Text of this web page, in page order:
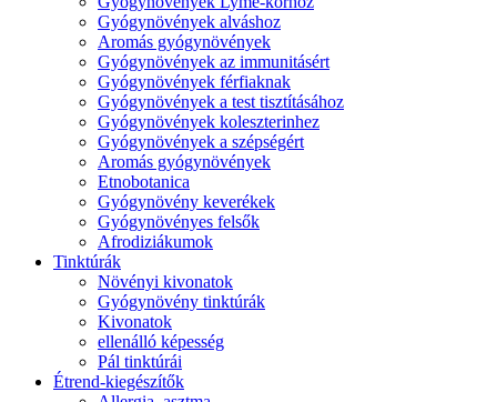
Gyógynövények alváshoz
Aromás gyógynövények
Gyógynövények az immunitásért
Gyógynövények férfiaknak
Gyógynövények a test tisztításához
Gyógynövények koleszterinhez
Gyógynövények a szépségért
Aromás gyógynövények
Etnobotanica
Gyógynövény keverékek
Gyógynövényes felsők
Afrodiziákumok
Tinktúrák
Növényi kivonatok
Gyógynövény tinktúrák
Kivonatok
ellenálló képesség
Pál tinktúrái
Étrend-kiegészítők